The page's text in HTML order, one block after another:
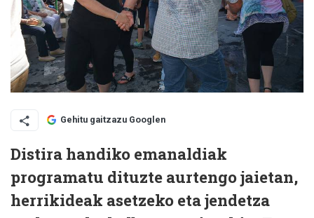
Gehitu gaitzazu Googlen
Distira handiko emanaldiak
programatu dituzte aurtengo jaietan,
herrikideak asetzeko eta jendetza